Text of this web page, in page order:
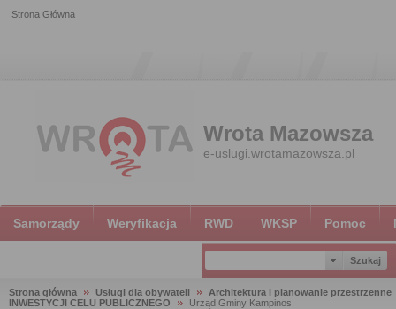
Strona Główna
Wrota Mazowsza
e-uslugi.wrotamazowsza.pl
Samorządy Weryfikacja RWD WKSP Pomoc
Strona główna Usługi dla obywateli
Architektura i planowanie przestrzenne
INWESTYCJI CELU PUBLICZNEGO
Urząd Gminy Kampinos